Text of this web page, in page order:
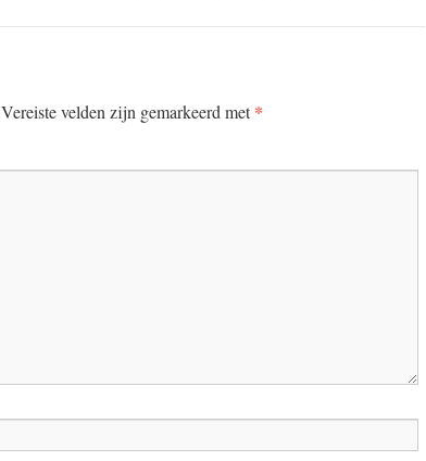
Vereiste velden zijn gemarkeerd met*